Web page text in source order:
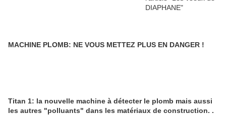
MACHINE PLOMB: NE VOUS METTEZ PLUS EN DANGER !
Titan 1: la nouvelle machine à détecter le plomb mais aussi
les autres "polluants" dans les matériaux de construction. .